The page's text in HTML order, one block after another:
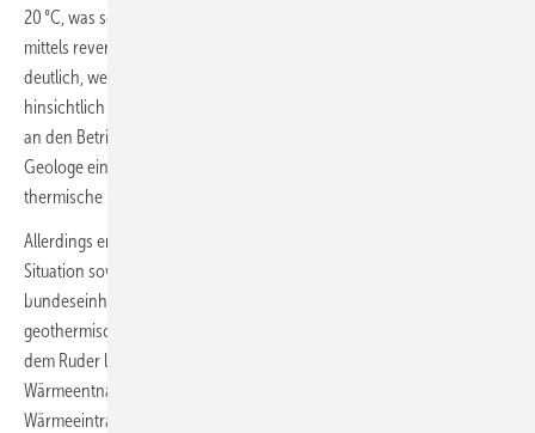
20 °C, was sowohl eine Beheizung als auch eine Gebäudekühlung
mittels reversierbarer Wärmepumpen erlaubt (
deutlich, welche komplexen Herausforderungen an den Planer
hinsichtlich Design, Auslegung, Genehmigung und letztendlich auch
an den Betrieb kalter Nahwärmenetze gestellt werden. So hält der
Geologe ein simulationsgestütztes Verfahren im Hinblick auf
thermische und hydraulische Aspekte für ratsam.
Allerdings erschwere die landesspezifische genehmigungsrechtliche
Situation sowohl im Wasserrecht als auch im Bergrecht eine
bundeseinheitliche Umsetzung solcher Anlagen. Da größere
geothermische Anlagen durch die bekannten Unsicherheiten aus
dem Ruder laufen können (Abkühlung des Erdreichs bei zu hoher
Wärmeentnahme, überproportionale Erderwärmung bei hohem
Wärmeeintrag durch Kälteanlagen) sieht Kuntz im langfristigen